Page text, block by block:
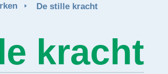
De stille kracht
kracht